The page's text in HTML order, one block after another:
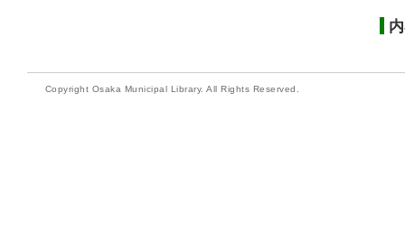
Copyright Osaka Municipal Library. All Rights Reserved.